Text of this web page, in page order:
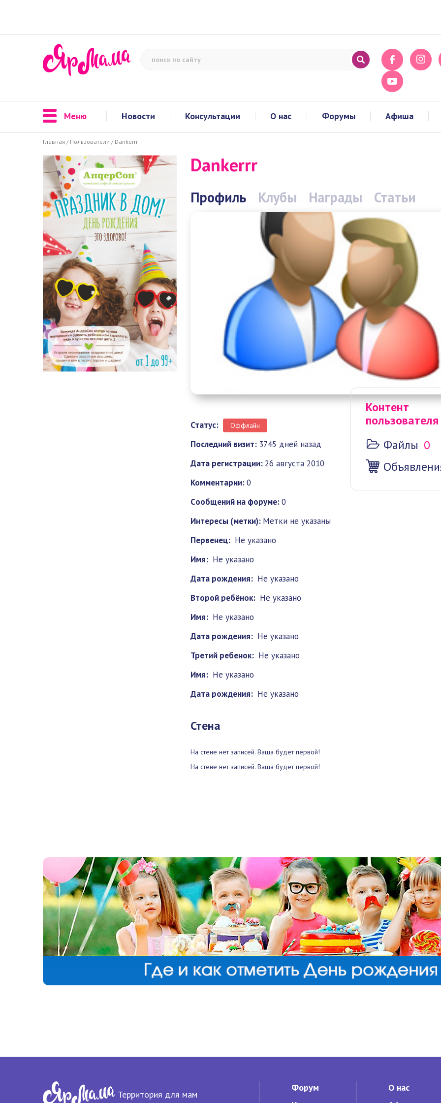
Меню Новости Консультации О нас Форумы Афиша
Главная / Пользователи / Dankerrr
Dankerrr
Профиль Клубы Награды Статьи
Статус: Оффлайн
Последний визит: 3745 дней назад
Дата регистрации:26 августа 2010
Комментарии:0
Cообщений на форуме:0
Интересы (метки): Метки не указаны
Первенец: Не указано
Имя: Не указано
Дата рождения: Не указано
Второй ребёнок: Не указано
Имя: Не указано
Дата рождения: Не указано
Третий ребенок: Не указано
Имя: Не указано
Дата рождения: Не указано
Контент
пользователя
Файлы 0
Стена
На стене нет записей. Ваша будет первой!
На стене нет записей. Ваша будет первой!
Территория для мам
Форум
О нас